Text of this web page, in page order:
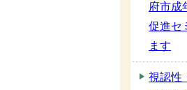
府市成
促進セ
ます
視認性